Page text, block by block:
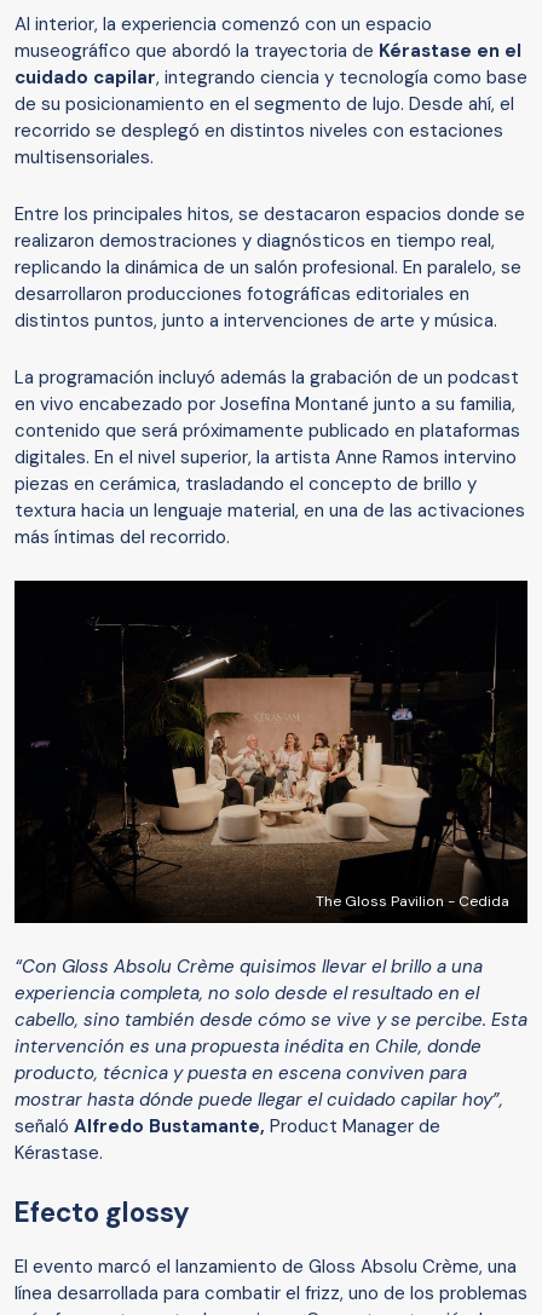
Al interior, la experiencia comenzó con un espacio
museográfico que abordó la trayectoria de Kérastase en el
cuidado capilar, integrando ciencia y tecnología como base
de su posicionamiento en el segmento de lujo. Desde ahí, el
recorrido se desplegó en distintos niveles con estaciones
multisensoriales.
Entre los principales hitos, se destacaron espacios donde se
realizaron demostraciones y diagnósticos en tiempo real,
replicando la dinámica de un salón profesional. En paralelo, se
desarrollaron producciones fotográficas editoriales en
distintos puntos, junto a intervenciones de arte y música.
La programación incluyó además la grabación de un podcast
en vivo encabezado por Josefina Montané junto a su familia,
contenido que será próximamente publicado en plataformas
digitales. En el nivel superior, la artista Anne Ramos intervino
piezas en cerámica, trasladando el concepto de brillo y
textura hacia un lenguaje material, en una de las activaciones
más íntimas del recorrido.
The Gloss Pavilion - Cedida
“Con Gloss Absolu Crème quisimos llevar el brillo a una
experiencia completa, no solo desde el resultado en el
cabello, sino también desde cómo se vive y se percibe. Esta
intervención es una propuesta inédita en Chile, donde
producto, técnica y puesta en escena conviven para
mostrar hasta dónde puede llegar el cuidado capilar hoy”,
señaló Alfredo Bustamante, Product Manager de
Kérastase.
Efecto glossy
El evento marcó el lanzamiento de Gloss Absolu Crème, una
línea desarrollada para combatir el frizz, uno de los problemas